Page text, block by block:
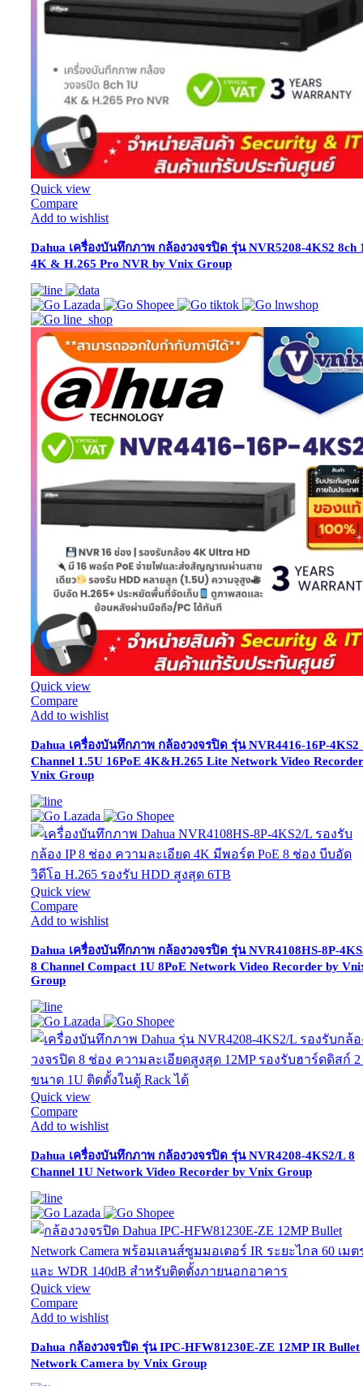
Quick view
Compare
Add to wishlist
Dahua เครื่องบันทึกภาพ กล้องวงจรปิด รุ่น NVR5208-4KS2 8ch
4K & H.265 Pro NVR by Vnix Group
Quick view
Compare
Add to wishlist
Dahua เครื่องบันทึกภาพ กล้องวงจรปิด รุ่น NVR4416-16P-4KS2
Channel 1.5U 16PoE 4K&H.265 Lite Network Video
Vnix Group
Quick view
Compare
Add to wishlist
Dahua เครื่องบันทึกภาพ กล้องวงจรปิด รุ่น NVR4108HS-8P-
8 Channel Compact 1U 8PoE Network Video Recorder by
Group
Quick view
Compare
Add to wishlist
Dahua เครื่องบันทึกภาพ กล้องวงจรปิด รุ่น NVR4208-4KS2/L 8
Channel 1U Network Video Recorder by Vnix Group
Quick view
Compare
Add to wishlist
Dahua กล้องวงจรปิด รุ่น IPC-HFW81230E-ZE 12MP IR Bullet
Network Camera by Vnix Group